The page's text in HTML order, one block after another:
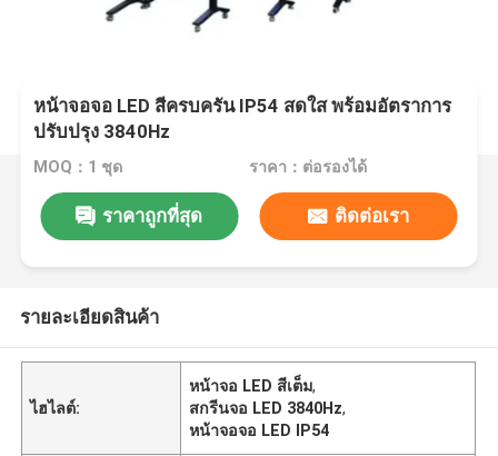
หน้าจอจอ LED สีครบครัน IP54 สดใส พร้อมอัตราการ
ปรับปรุง 3840Hz
MOQ：1 ชุด ราคา：ต่อรองได้
ราคาถูกที่สุด ติดต่อเรา
รายละเอียดสินค้า
ไฮไลต์:
หน้าจอ LED สีเต็ม,
สกรีนจอ LED 3840Hz,
หน้าจอจอ LED IP54